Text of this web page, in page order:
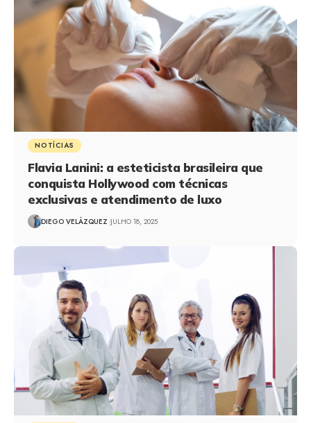
NOTÍCIAS
Flavia Lanini: a esteticista brasileira que
conquista Hollywood com técnicas
exclusivas e atendimento de luxo
DIEGO VELÁZQUEZ JULHO 18, 2025